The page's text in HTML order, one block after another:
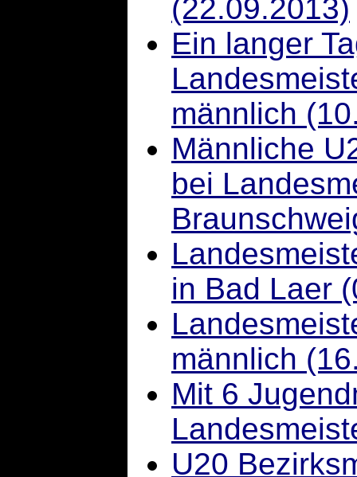
(22.09.2013)
Ein langer
männlich
Männliche
bei
in Bad Laer
männlich
Mit 6
U20